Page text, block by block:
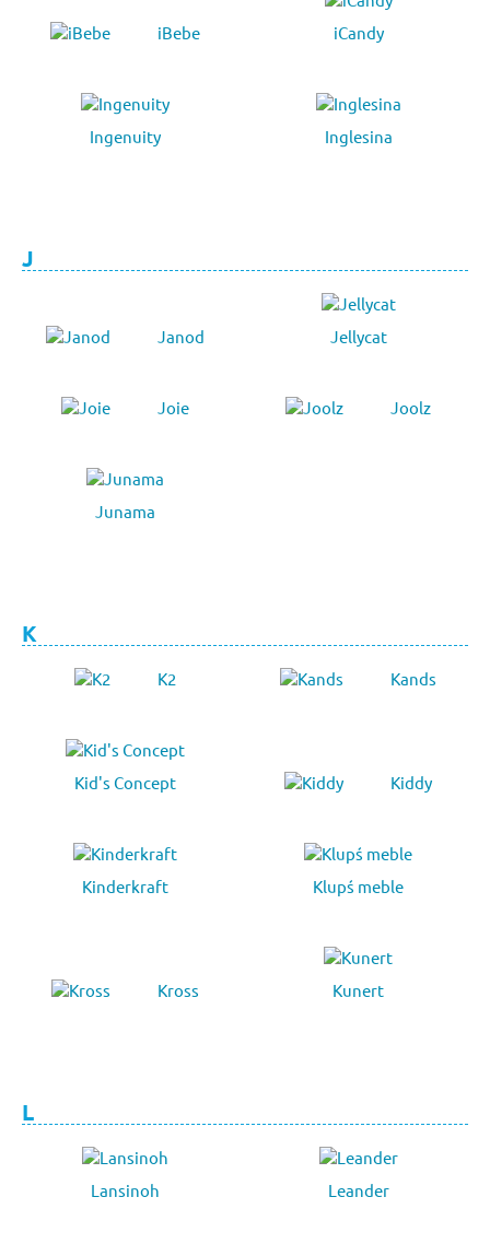
iBebe iCandy
Ingenuity Inglesina
J
Janod Jellycat
Joie Joolz
Junama
K
K2 Kands
Kid's Concept Kiddy
Kinderkraft Klupś meble
Kross Kunert
L
Lansinoh Leander